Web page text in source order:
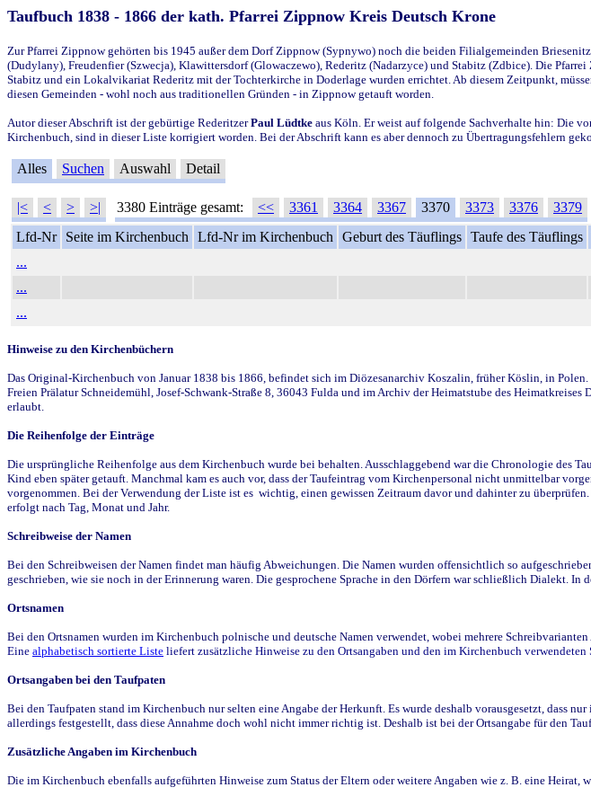
Taufbuch 1838 - 1866 der kath. Pfarrei Zippnow Kreis Deutsch Krone
Zur Pfarrei Zippnow gehörten bis 1945 außer dem Dorf Zippnow (Sypnywo) noch die beiden Filialgemeinden
(Dudylany), Freudenfier (Szwecja), Klawittersdorf (Glowaczewo), Rederitz (Nadarzyce) und Stabitz (Zdbice). Die
Stabitz und ein Lokalvikariat Rederitz mit der Tochterkirche in Doderlage wurden errichtet. Ab diesem Zeitpunkt,
diesen Gemeinden - wohl noch aus traditionellen Gründen - in Zippnow getauft worden.
Autor dieser Abschrift ist der gebürtige RederitzerPaul Lüdtke aus Köln. Er weist auf folgende Sachverhalte hin: Die
Kirchenbuch, sind in dieser Liste korrigiert worden. Bei der Abschrift kann es aber dennoch zu Übertragungsfehlern
Alles Suchen Auswahl Detail
|< < > >| 3380 Einträge gesamt: << 3361 3364 3367 3370 3373 3376
3379
Lfd-Nr
Seite im Kirchenbuch Lfd-Nr im Kirchenbuch Geburt des Täuflings Taufe des Täuflings
...
...
...
Hinweise zu den Kirchenbüchern
Das Original-Kirchenbuch von Januar 1838 bis 1866, befindet sich im Diözesanarchiv Koszalin, früher Köslin, in
Freien Prälatur Schneidemühl, Josef-Schwank-Straße 8, 36043 Fulda und im Archiv der Heimatstube des
erlaubt.
Die Reihenfolge der Einträge
Die ursprüngliche Reihenfolge aus dem Kirchenbuch wurde bei behalten. Ausschlaggebend war die Chronologie des
Kind eben später getauft. Manchmal kam es auch vor, dass der Taufeintrag vom Kirchenpersonal nicht unmittelbar
vorgenommen. Bei der Verwendung der Liste ist es wichtig, einen gewissen Zeitraum davor und dahinter zu
erfolgt nach Tag, Monat und Jahr.
Schreibweise der Namen
Bei den Schreibweisen der Namen findet man häufig Abweichungen. Die Namen wurden offensichtlich so
geschrieben, wie sie noch in der Erinnerung waren. Die gesprochene Sprache in den Dörfern war schließlich Dialekt.
Ortsnamen
Bei den Ortsnamen wurden im Kirchenbuch polnische und deutsche Namen verwendet, wobei mehrere
Eine alphabetisch sortierte Liste liefert zusätzliche Hinweise zu den Ortsangaben und den im Kirchenbuch verwendeten
Ortsangaben bei den Taufpaten
Bei den Taufpaten stand im Kirchenbuch nur selten eine Angabe der Herkunft. Es wurde deshalb vorausgesetzt, dass
allerdings festgestellt, dass diese Annahme doch wohl nicht immer richtig ist. Deshalb ist bei der Ortsangabe für den
Zusätzliche Angaben im Kirchenbuch
Die im Kirchenbuch ebenfalls aufgeführten Hinweise zum Status der Eltern oder weitere Angaben wie z. B. eine Heirat,